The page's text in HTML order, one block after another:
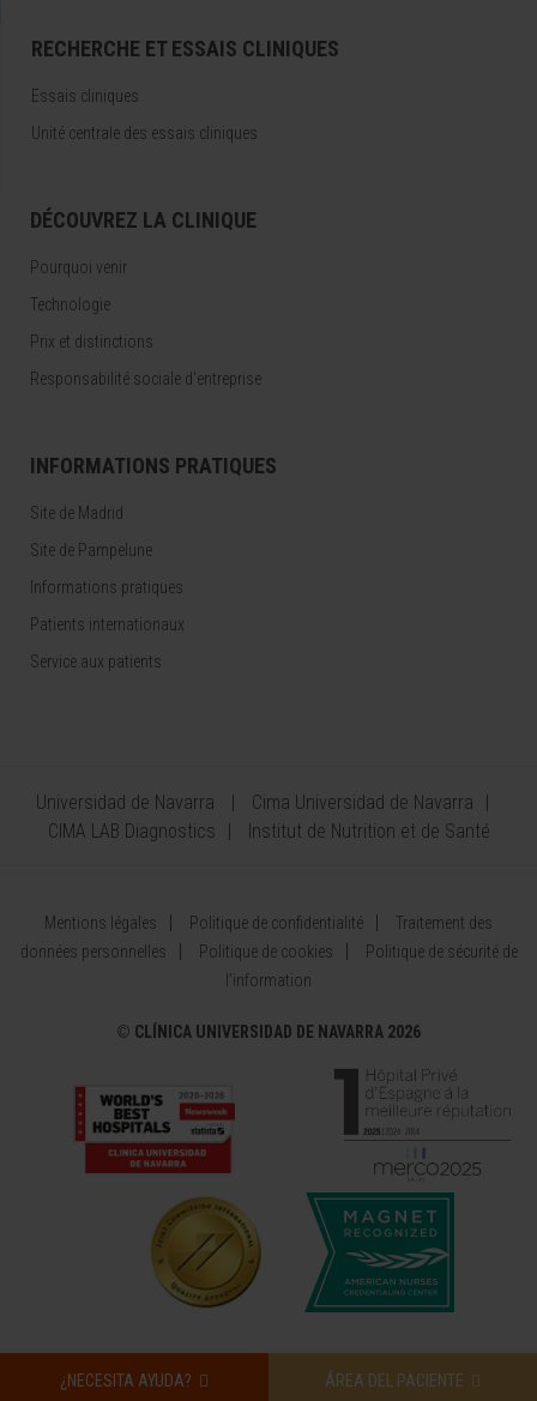
¿NECESITA AYUDA? ÁREA DEL PACIENTE
RECHERCHE ET ESSAIS CLINIQUES
Essais cliniques
Unité centrale des essais cliniques
DÉCOUVREZ LA CLINIQUE
Pourquoi venir
Technologie
Prix et distinctions
Responsabilité sociale d'entreprise
INFORMATIONS PRATIQUES
Site de Madrid
Site de Pampelune
Informations pratiques
Patients internationaux
Service aux patients
Universidad de Navarra
Cima Universidad de Navarra
CIMA LAB Diagnostics
Institut de Nutrition et de Santé
Mentions légales Politique de confidentialité
Traitement des
données personnelles
Politique de cookies
Politique de sécurité de
l’information
© CLÍNICA UNIVERSIDAD DE NAVARRA 2026